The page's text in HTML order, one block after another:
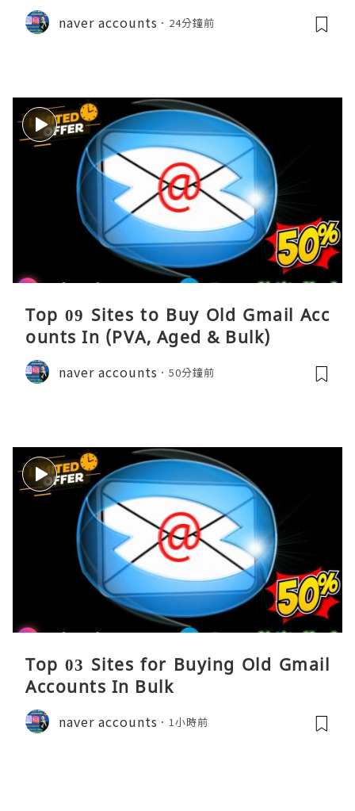
naver accounts 24分鐘前
Top 09 Sites to Buy Old Gmail Acc
ounts In (PVA, Aged & Bulk)
naver accounts 50分鐘前
Top 03 Sites for Buying Old Gmail
Accounts In Bulk
naver accounts 1小時前